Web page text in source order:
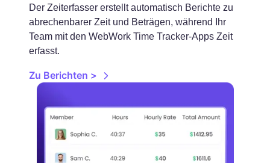
Der Zeiterfasser erstellt automatisch Berichte zu
abrechenbarer Zeit und Beträgen, während Ihr
Team mit den WebWork Time Tracker-Apps Zeit
erfasst.
Zu Berichten >